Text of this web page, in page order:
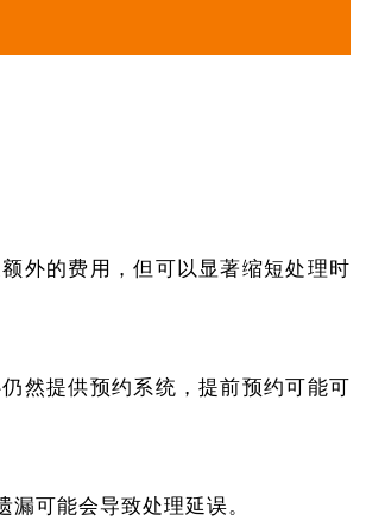
外的费用，但可以显著缩短处理时
然提供预约系统，提前预约可能可
可能会导致处理延误。